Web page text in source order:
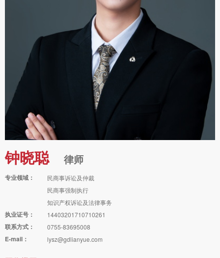
钟晓聪 律师
专业领域：
民商事诉讼及仲裁
民商事强制执行
知识产权诉讼及法律事务
执业证号： 14403201710710261
联系方式： 0755-83695008
E-mail： lysz@gdlianyue.com